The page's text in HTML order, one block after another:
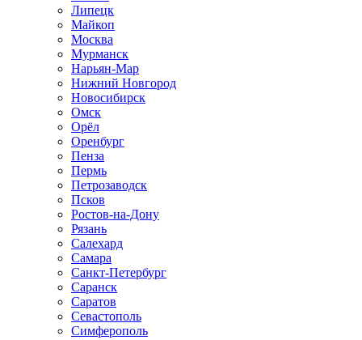
Липецк
Майкоп
Москва
Мурманск
Нарьян-Мар
Нижний Новгород
Новосибирск
Омск
Орёл
Оренбург
Пенза
Пермь
Петрозаводск
Псков
Ростов-на-Дону
Рязань
Салехард
Самара
Санкт-Петербург
Саранск
Саратов
Севастополь
Симферополь